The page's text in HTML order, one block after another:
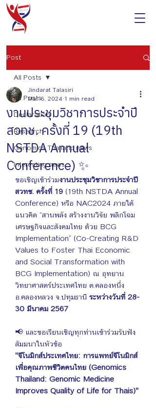
Post
All Posts
Declaration
Research
Genomics Thailand news
Interesting news
All Posts
งานประชุมวิชาการประจำปี
สวทช. ครั้งที่ 19 (19th
NSTDA Annual
Conference) ✨
Jindarat Talasiri
Mar 6, 2024 1 min read
ขอเชิญเข้าร่วมงานประชุมวิชาการประจำปี
สวทช. ครั้งที่ 19 (19th NSTDA Annual
Conference) หรือ NAC2024 ภายใต้
แนวคิด “สานพลัง สร้างงานวิจัย พลิกโฉม
เศรษฐกิจและสังคมไทย ด้วย BCG
Implementation” (Co-Creating R&D
Values to Foster Thai Economic
and Social Transformation with
BCG Implementation) ณ อุทยาน
วิทยาศาสตร์ประเทศไทย ต.คลองหนึ่ง
อ.คลองหลวง จ.ปทุมธานี ระหว่างวันที่ 28-
30 มีนาคม 2567
📢 และขอเรียนเชิญทุกท่านเข้าร่วมรับฟัง
สัมมนาในหัวข้อ
"จีโนมิกส์ประเทศไทย: การแพทย์จีโนมิกส์
เพื่อคุณภาพชีวิตคนไทย (Genomics
Thailand: Genomic Medicine
Improves Quality of Life for Thais)"